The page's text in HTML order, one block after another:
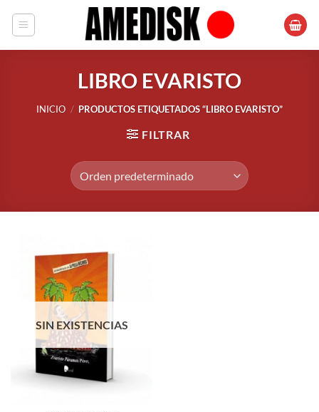
LIBRO EVARISTO
INICIO / PRODUCTOS ETIQUETADOS “LIBRO EVARISTO”
FILTRAR
SIN EXISTENCIAS